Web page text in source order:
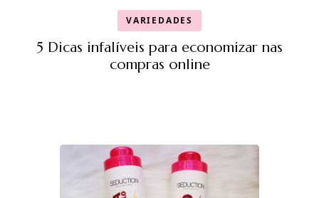
VARIEDADES
5 Dicas infalíveis para economizar nas
compras online